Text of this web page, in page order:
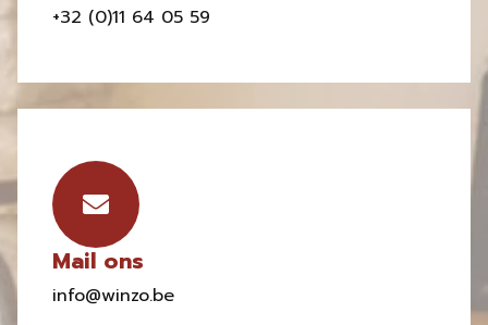
+32 (0)11 64 05 59
Mail ons
info@winzo.be